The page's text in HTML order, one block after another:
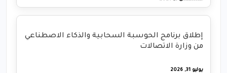
إطلاق برنامج الحوسبة السحابية والذكاء الاصطناعي
من وزارة الاتصالات
يوليو 31, 2026